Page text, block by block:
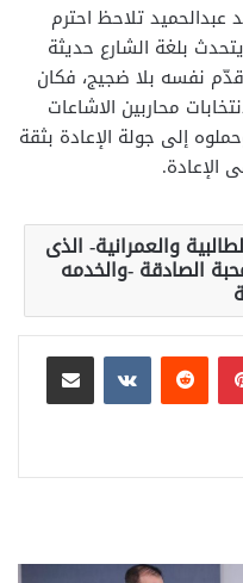
تلاحظ احترم
بلغة الشارع حديثة
نفسه بلا ضجيج، فكان
محاربين الاشاعات
إلى جولة الإعادة بثقة
الإعادة.
والعمرانية- الذى
الصادقة -والخدمه
بينتيريست
مشاركة عبر البريد